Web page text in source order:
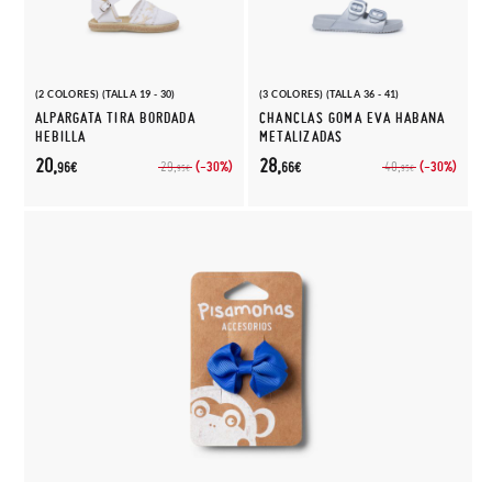
(2 COLORES) (TALLA 19 - 30)
ALPARGATA TIRA BORDADA
HEBILLA
29,95€ (-30%)
20,96€
(3 COLORES) (TALLA 36 - 41)
CHANCLAS GOMA EVA HABANA
METALIZADAS
40,95€ (-30%)
28,66€